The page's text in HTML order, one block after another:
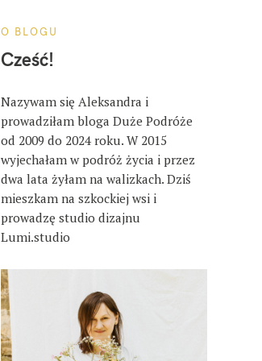
O BLOGU
Cześć!
Nazywam się Aleksandra i
prowadziłam bloga Duże Podróże
od 2009 do 2024 roku. W 2015
wyjechałam w podróż życia i przez
dwa lata żyłam na walizkach. Dziś
mieszkam na szkockiej wsi i
prowadzę studio dizajnu
Lumi.studio